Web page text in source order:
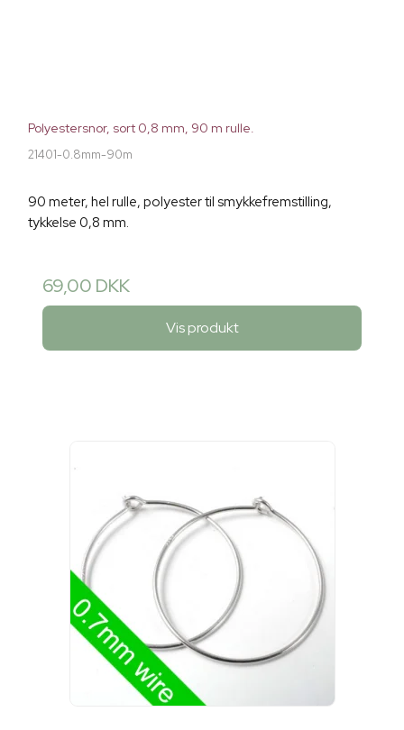
Polyestersnor, sort 0,8 mm, 90 m rulle.
21401-0.8mm-90m
90 meter, hel rulle, polyester til smykkefremstilling,
tykkelse 0,8 mm.
69,00 DKK
Vis produkt